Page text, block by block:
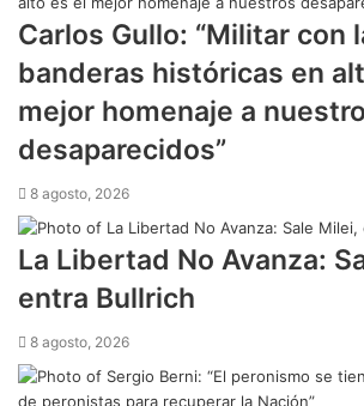
Carlos Gullo: “Militar con
banderas históricas en
mejor homenaje a
desaparecidos”
8 agosto, 2026
​La Libertad No Avanza:
entra Bullrich
8 agosto, 2026